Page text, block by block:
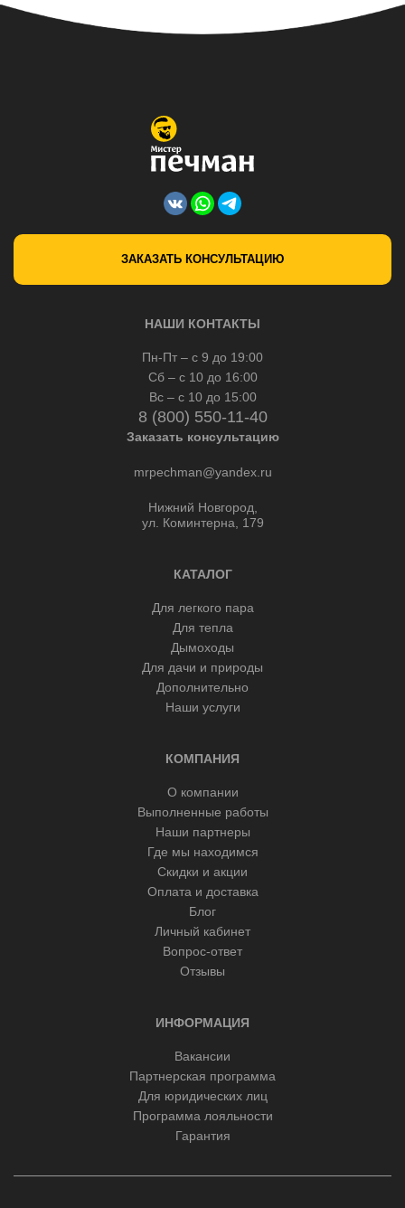
ЗАКАЗАТЬ КОНСУЛЬТАЦИЮ
НАШИ КОНТАКТЫ
Пн-Пт – с 9 до 19:00
Сб – с 10 до 16:00
Вс – с 10 до 15:00
8 (800) 550-11-40
Заказать консультацию
mrpechman@yandex.ru
Нижний Новгород,
ул. Коминтерна, 179
КАТАЛОГ
Для легкого пара
Для тепла
Дымоходы
Для дачи и природы
Дополнительно
Наши услуги
КОМПАНИЯ
О компании
Выполненные работы
Наши партнеры
Где мы находимся
Скидки и акции
Оплата и доставка
Блог
Личный кабинет
Вопрос-ответ
Отзывы
ИНФОРМАЦИЯ
Вакансии
Партнерская программа
Для юридических лиц
Программа лояльности
Гарантия